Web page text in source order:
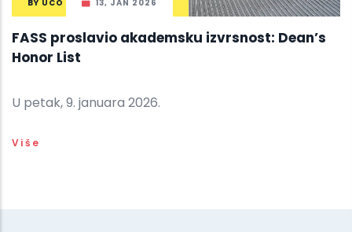
BY UCO 13, JAN 2026
FASS proslavio akademsku izvrsnost: Dean’s
Honor List
U petak, 9. januara 2026.
Više